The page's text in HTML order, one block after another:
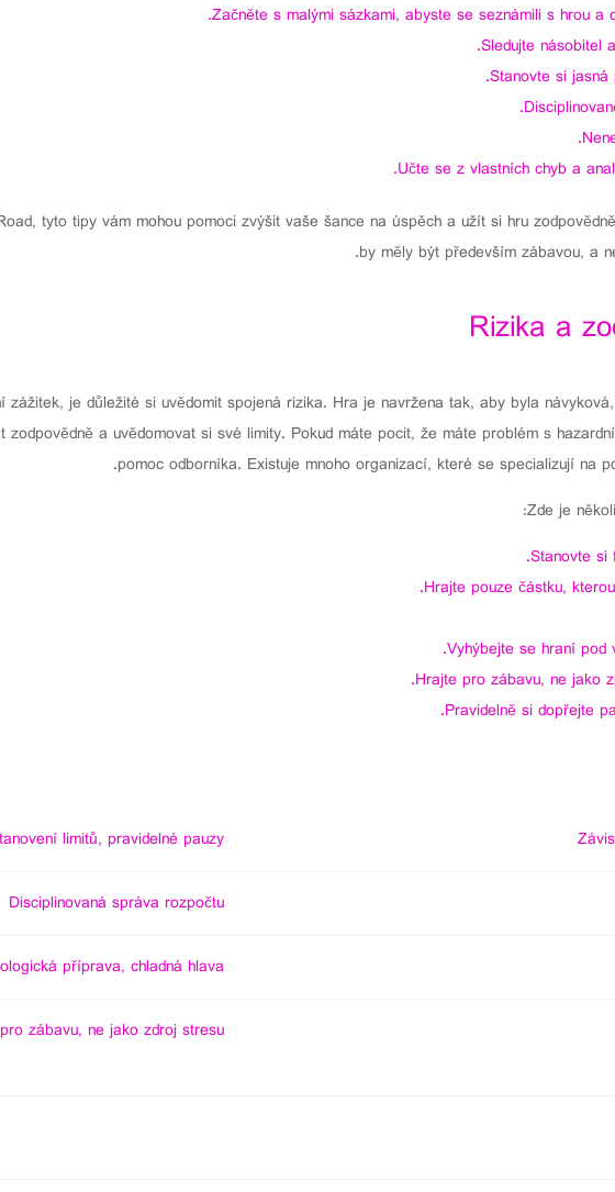
Začněte s malými sázkami, abyste se seznámili s hrou a
Sledujte násobitel
Stanovte si
Učte se z vlastních chyb a
tyto tipy vám mohou pomoci zvýšit vaše šance na úspěch a užít si hru
by měly být především zábavou, a
Rizika a
je důležité si uvědomit spojená rizika. Hra je navržena tak, aby byla
a uvědomovat si své limity. Pokud máte pocit, že máte problém s
pomoc odborníka. Existuje mnoho organizací, které se specializují na
Zde je
Stanovte si
Hrajte pouze částku,
Vyhýbejte se hraní pod
Hrajte pro zábavu, ne jako
Pravidelně si dopřejte
limitů, pravidelné pauzy
Disciplinovaná správa rozpočtu
příprava, chladná hlava
zábavu, ne jako zdroj stresu